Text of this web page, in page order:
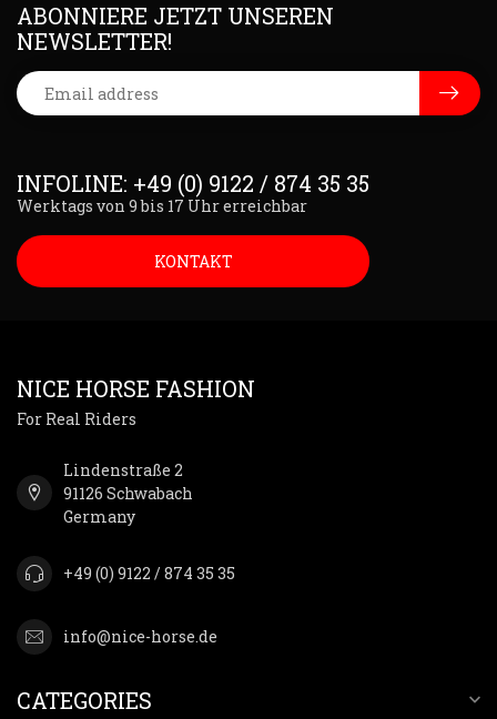
INFOLINE: +49 (0) 9122 / 874 35 35
Werktags von 9 bis 17 Uhr erreichbar
KONTAKT
ABONNIERE JETZT UNSEREN
NEWSLETTER!
NICE HORSE FASHION
For Real Riders
Lindenstraße 2
91126 Schwabach
Germany
+49 (0) 9122 / 874 35 35
info@nice-horse.de
CATEGORIES